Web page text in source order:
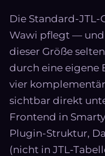
Die Standard-JTL-
Wawi pflegt — und
dieser Größe
durch eine eigene
vier
sichtbar direkt
Frontend in
Plugin-Struktur,
(nicht in JTL-